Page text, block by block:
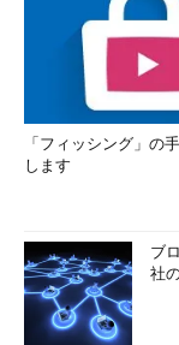
「フィッシング」の
します
ブ
社